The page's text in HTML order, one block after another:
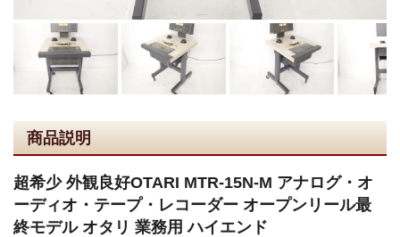
商品説明
超希少 外観良好OTARI MTR-15N-M アナログ・オ
ーディオ・テープ・レコーダー オープンリール最
終モデル オタリ 業務用 ハイエンド